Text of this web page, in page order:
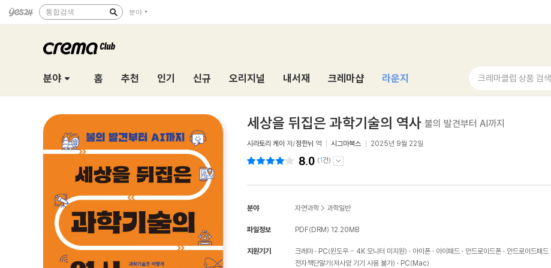
통합검색 분야
분야 홈 추천 인기 신규 오리지널 내서재 크레마샵 라운지 크레마클럽 상품 검색
세상을 뒤집은 과학기술의 역사 불의 발견부터 AI까지
시라토리 케이 저/정한뉘 역 시그마북스 2025년 9월 22일
8.0 (1건)
분야 자연과학 > 과학일반
파일정보 PDF(DRM) 12.20MB
지원기기 크레마 PC(윈도우 - 4K 모니터 미지원) 아이폰 아이패드 안드로이드폰
안드로이드패드
전자책단말기(저사양 기기 사용 불가)
PC(Mac)